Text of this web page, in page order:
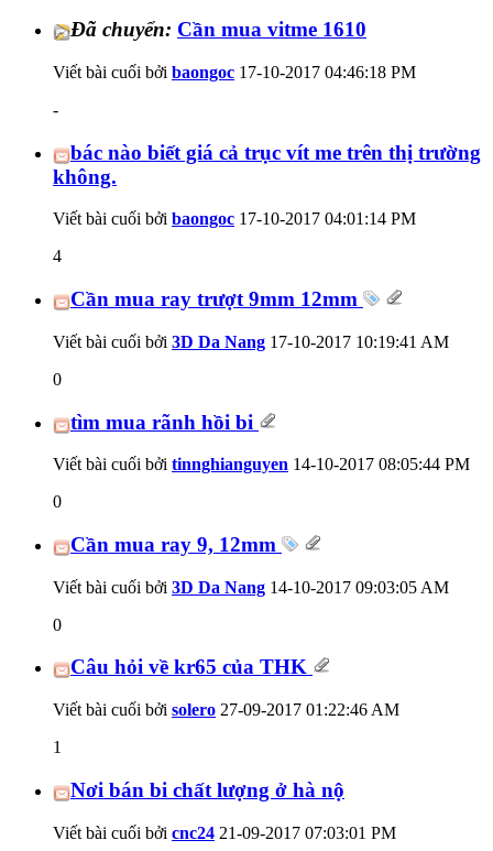
Đã chuyển: Cần mua vitme 1610
Viết bài cuối bởi baongoc 17-10-2017 04:46:18 PM
-
bác nào biết giá cả trục vít me trên thị trường
không.
Viết bài cuối bởi baongoc 17-10-2017 04:01:14 PM
4
Cần mua ray trượt 9mm 12mm
Viết bài cuối bởi 3D Da Nang 17-10-2017 10:19:41 AM
0
tìm mua rãnh hồi bi
Viết bài cuối bởi tinnghianguyen 14-10-2017 08:05:44 PM
0
Cần mua ray 9, 12mm
Viết bài cuối bởi 3D Da Nang 14-10-2017 09:03:05 AM
0
Câu hỏi về kr65 của THK
Viết bài cuối bởi solero 27-09-2017 01:22:46 AM
1
Nơi bán bi chất lượng ở hà nộ
Viết bài cuối bởi cnc24 21-09-2017 07:03:01 PM